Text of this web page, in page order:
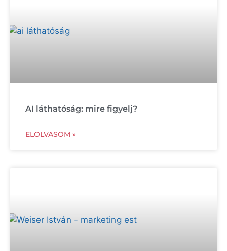
AI láthatóság: mire figyelj?
ELOLVASOM »